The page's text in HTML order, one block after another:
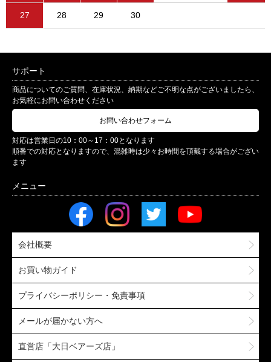
27 28 29 30
サポート
商品についてのご質問、在庫状況、納期などご不明な点がございましたら、
お気軽にお問い合わせください
お問い合わせフォーム
対応は営業日の10：00～17：00となります
順番での対応となりますので、混雑時は少々お時間を頂戴する場合がござい
ます
会社概要
お買い物ガイド
プライバシーポリシー・免責事項
メールが届かない方へ
直営店「大日ベアーズ店」